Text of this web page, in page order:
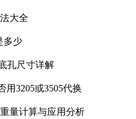
大全
多少
孔尺寸详解
用3205或3505代换
量计算与应用分析